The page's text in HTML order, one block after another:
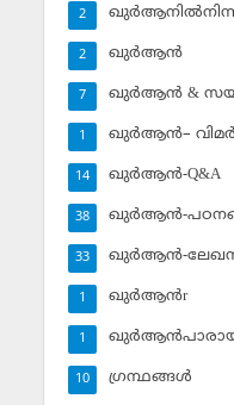
2
ഖുര്‍ആന്‍
2
ഖുര്‍ആന്‍ &
7
ഖുര്‍ആന്‍–
1
ഖുര്‍ആന്‍-Q&A
14
ഖുര്‍ആന്‍-
38
ഖുര്‍ആന്‍-
33
ഖുര്‍ആന്‍r
1
1
ഗ്രന്ഥങ്ങള്‍
10